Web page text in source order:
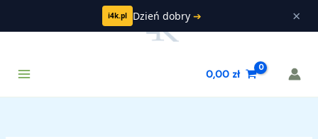
0,00 zł
i4k.pl Dzień dobry ➔ ×